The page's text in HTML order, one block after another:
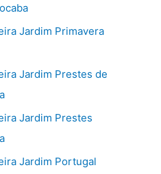
Jardim Primavera
Jardim Prestes de
Jardim Prestes
Jardim Portugal